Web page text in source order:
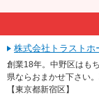
株式会社トラスト
創業18年。中野区はも
県ならおまかせ下さい
【東京都新宿区】